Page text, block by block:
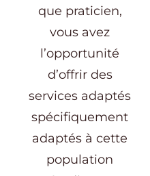
que praticien,
vous avez
l’opportunité
d’offrir des
services adaptés
spécifiquement
adaptés à cette
population